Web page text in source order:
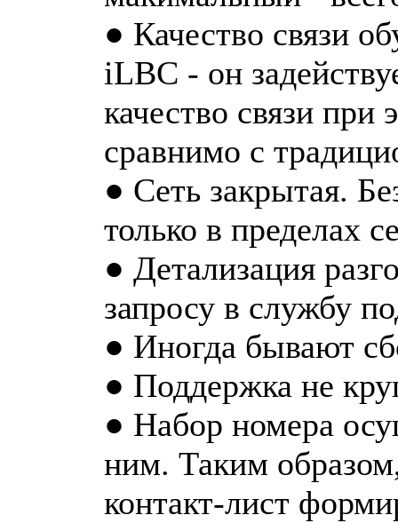
● Качество связи
iLBC - он
качество связи при
сравнимо с
● Сеть закрытая.
только в пределах
● Детализация
запросу в службу
● Иногда бывают
● Поддержка не
● Набор номера
ним. Таким
контакт-лист